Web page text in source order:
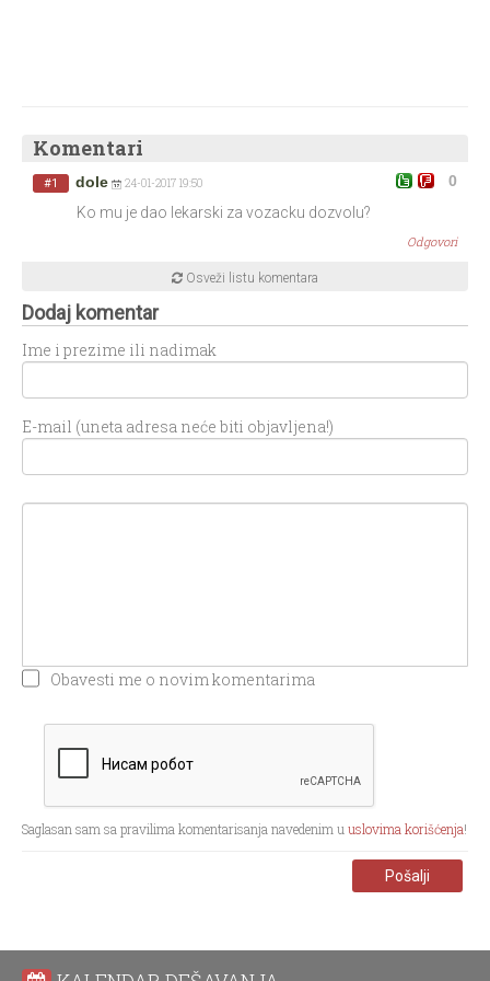
Komentari
0
#1 dole 24-01-2017 19:50
Ko mu je dao lekarski za vozacku dozvolu?
Odgovori
Osveži listu komentara
Dodaj komentar
Ime i prezime ili nadimak
E-mail (uneta adresa neće biti objavljena!)
Obavesti me o novim komentarima
Saglasan sam sa pravilima komentarisanja navedenim uuslovima korišćenja!
Pošalji